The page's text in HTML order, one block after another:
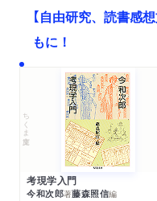
【自由研究、読書感
もに！
ちくま文庫
考現学入門
今和次郎著藤森照信編